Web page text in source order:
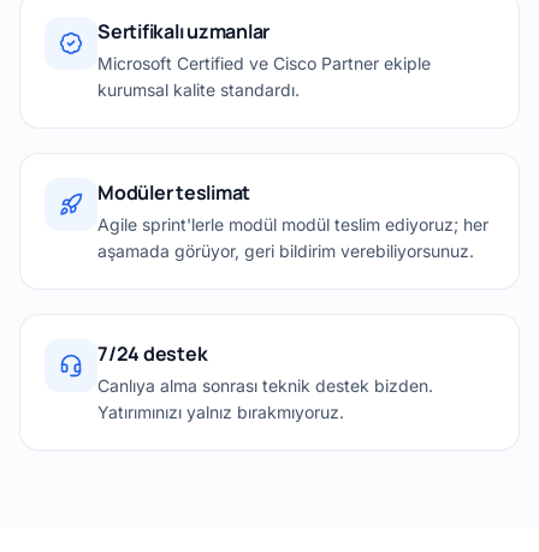
Sertifikalı uzmanlar
Microsoft Certified ve Cisco Partner ekiple
kurumsal kalite standardı.
Modüler teslimat
Agile sprint'lerle modül modül teslim ediyoruz; her
aşamada görüyor, geri bildirim verebiliyorsunuz.
7/24 destek
Canlıya alma sonrası teknik destek bizden.
Yatırımınızı yalnız bırakmıyoruz.